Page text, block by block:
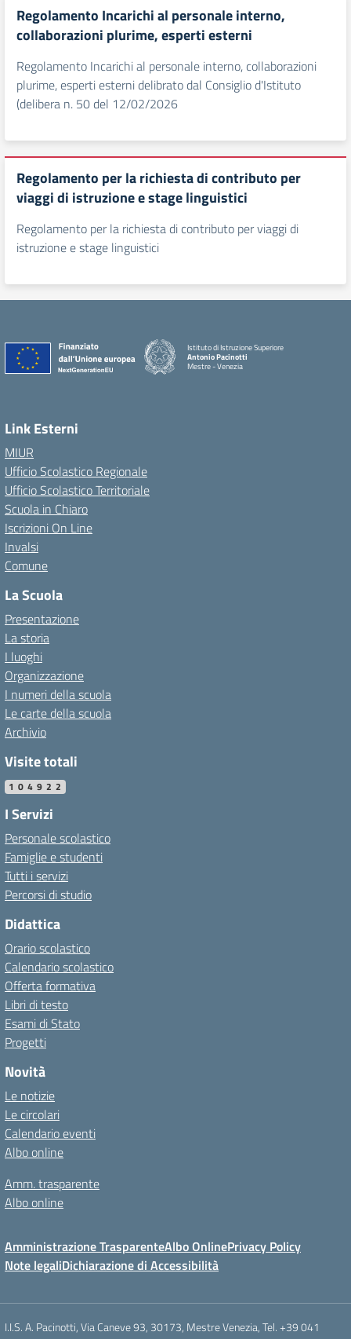
Regolamento Incarichi al personale interno,
collaborazioni plurime, esperti esterni
Regolamento Incarichi al personale interno, collaborazioni
plurime, esperti esterni delibrato dal Consiglio d'Istituto
(delibera n. 50 del 12/02/2026
Regolamento per la richiesta di contributo per
viaggi di istruzione e stage linguistici
Regolamento per la richiesta di contributo per viaggi di
istruzione e stage linguistici
Istituto di Istruzione Superiore
Antonio Pacinotti
Mestre - Venezia
Link Esterni
MIUR
Ufficio Scolastico Regionale
Ufficio Scolastico Territoriale
Scuola in Chiaro
Iscrizioni On Line
Invalsi
Comune
La Scuola
Presentazione
La storia
I luoghi
Organizzazione
I numeri della scuola
Le carte della scuola
Archivio
Visite totali
104922
I Servizi
Personale scolastico
Famiglie e studenti
Tutti i servizi
Percorsi di studio
Didattica
Orario scolastico
Calendario scolastico
Offerta formativa
Libri di testo
Esami di Stato
Progetti
Novità
Le notizie
Le circolari
Calendario eventi
Albo online
Amm. trasparente
Albo online
Amministrazione TrasparenteAlbo OnlinePrivacy Policy
Note legaliDichiarazione di Accessibilità
I.I.S. A. Pacinotti, Via Caneve 93, 30173, Mestre Venezia, Tel. +39 041